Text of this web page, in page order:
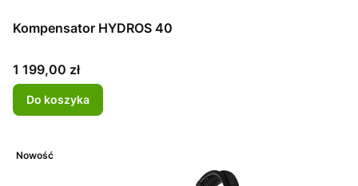
Kompensator HYDROS 40
Cena
1 199,00 zł
Do koszyka
Nowość